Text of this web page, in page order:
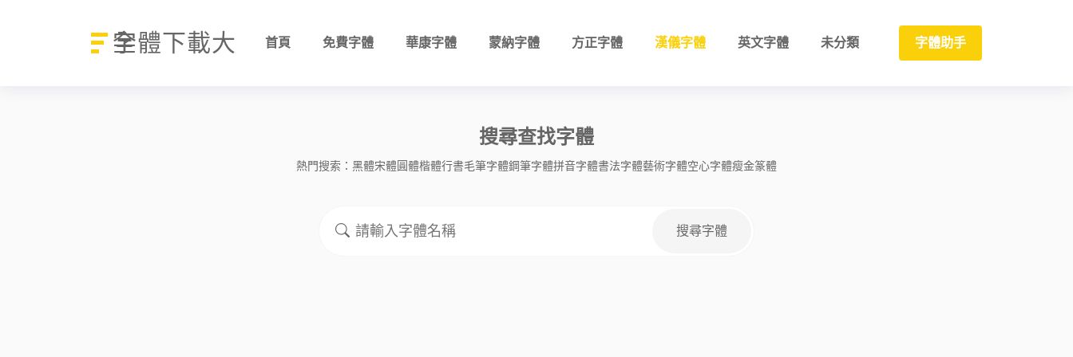
字體下載大全 首頁 免費字體 華康字體 蒙納字體 方正字體 漢儀字體 英文字體 未分類 字體助手
搜尋查找字體
熱門搜索： 黑體宋體圓體楷體行書毛筆字體鋼筆字體拼音字體書法字體藝術字體空心字體瘦金篆體